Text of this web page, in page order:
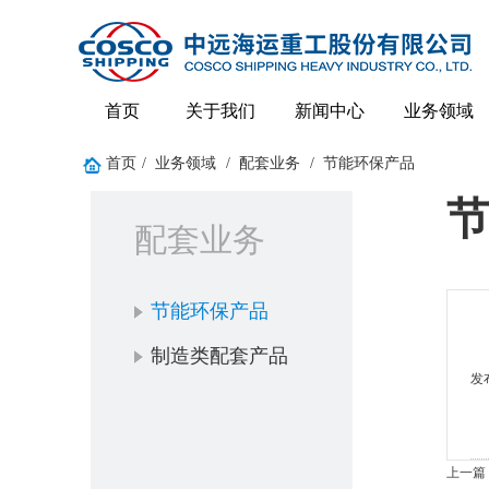
首页 关于我们 新闻中心 业务领域
首页 / 业务领域 / 配套业务 / 节能环保产品
配套业务
节能环保产品
制造类配套产品
发
上一篇